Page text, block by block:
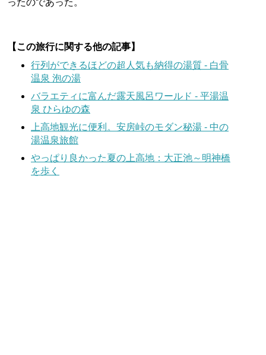
ったのであった。
【この旅行に関する他の記事】
行列ができるほどの超人気も納得の湯質 - 白骨
温泉 泡の湯
バラエティに富んだ露天風呂ワールド - 平湯温
泉 ひらゆの森
上高地観光に便利。安房峠のモダン秘湯 - 中の
湯温泉旅館
やっぱり良かった夏の上高地：大正池～明神橋
を歩く